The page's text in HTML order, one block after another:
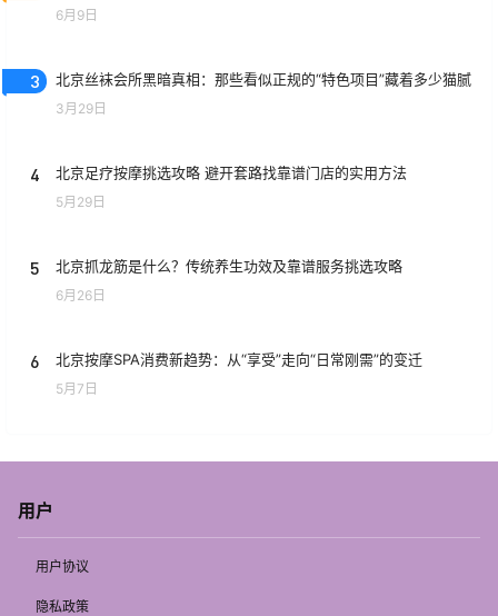
6月9日
3 北京丝袜会所黑暗真相：那些看似正规的“特色项目”藏着多少猫腻
3月29日
4 北京足疗按摩挑选攻略 避开套路找靠谱门店的实用方法
5月29日
5 北京抓龙筋是什么？传统养生功效及靠谱服务挑选攻略
6月26日
6 北京按摩SPA消费新趋势：从“享受”走向“日常刚需”的变迁
5月7日
用户
用户协议
隐私政策